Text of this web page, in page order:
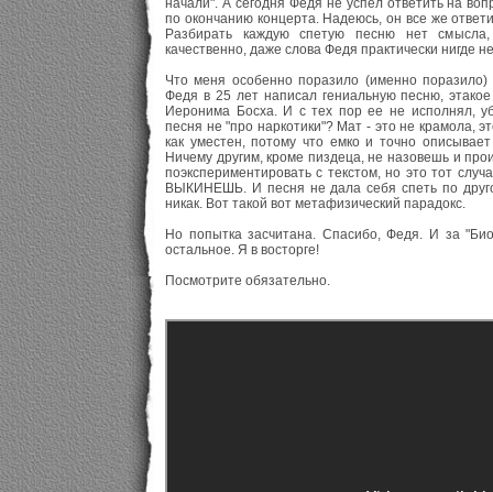
начали". А сегодня Федя не успел ответить на
по окончанию концерта. Надеюсь, он все же
Разбирать каждую спетую песню нет
качественно, даже слова Федя практически нигде
Что меня особенно поразило (именно
Федя в 25 лет написал гениальную песню,
Иеронима Босха. И с тех пор ее не исполнял,
песня не "про наркотики"? Мат - это не крамола,
как уместен, потому что емко и точно описывает
Ничему другим, кроме пиздеца, не назовешь и
поэкспериментировать с текстом, но это тот
ВЫКИНЕШЬ. И песня не дала себя спеть по
никак. Вот такой вот метафизический парадокс.
Но попытка засчитана. Спасибо, Федя. И за
остальное. Я в восторге!
Посмотрите обязательно.